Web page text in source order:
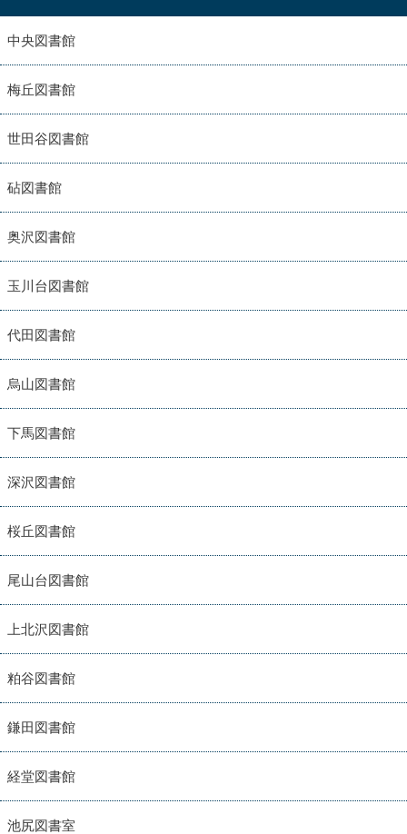
中央図書館
梅丘図書館
世田谷図書館
砧図書館
奥沢図書館
玉川台図書館
代田図書館
烏山図書館
下馬図書館
深沢図書館
桜丘図書館
尾山台図書館
上北沢図書館
粕谷図書館
鎌田図書館
経堂図書館
池尻図書室